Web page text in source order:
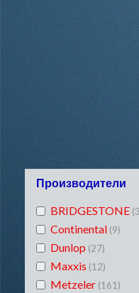
Производители
BRIDGESTONE
Continental (9)
Dunlop (27)
Maxxis (12)
Metzeler (161)